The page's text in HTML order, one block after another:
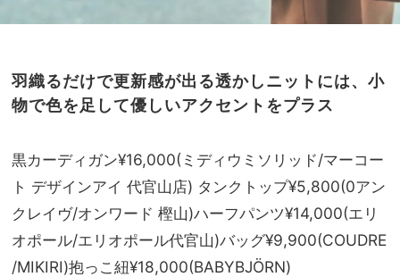
羽織るだけで更新感が出る透かしニットには、小
物で色を足して優しいアクセントをプラス
黒カーディガン¥16,000(ミディウミソリッド/マーコー
ト デザインアイ 代官山店) タンクトップ¥5,800(0アン
クレイヴ/オンワード 樫山)ハーフパンツ¥14,000(エリ
オポール/エリオポール代官山)バッグ¥9,900(COUDRE
/MIKIRI)抱っこ紐¥18,000(BABYBJÖRN)